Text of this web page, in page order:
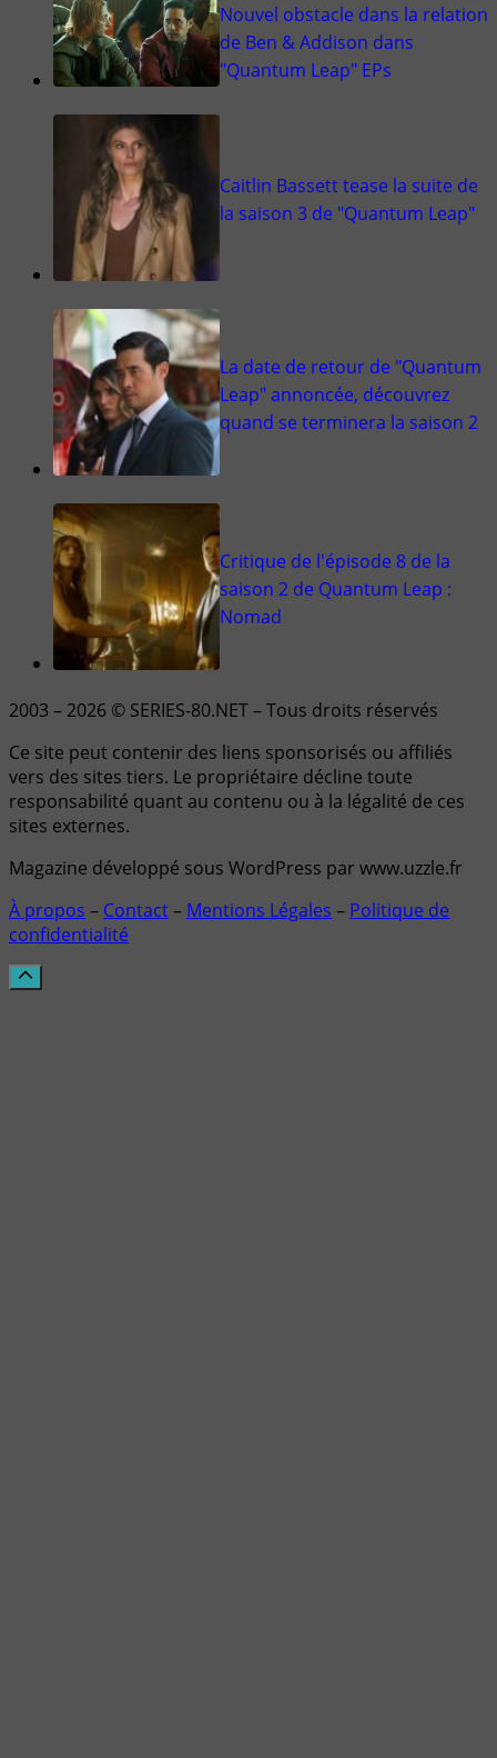
Nouvel obstacle dans la relation
de Ben & Addison dans
"Quantum Leap" EPs
Caitlin Bassett tease la suite de
la saison 3 de "Quantum Leap"
La date de retour de "Quantum
Leap" annoncée, découvrez
quand se terminera la saison 2
Critique de l'épisode 8 de la
saison 2 de Quantum Leap :
Nomad
2003 – 2026 © SERIES-80.NET – Tous droits réservés
Ce site peut contenir des liens sponsorisés ou affiliés
vers des sites tiers. Le propriétaire décline toute
responsabilité quant au contenu ou à la légalité de ces
sites externes.
Magazine développé sous WordPress par www.uzzle.fr
À propos – Contact– Mentions Légales – Politique de
confidentialité